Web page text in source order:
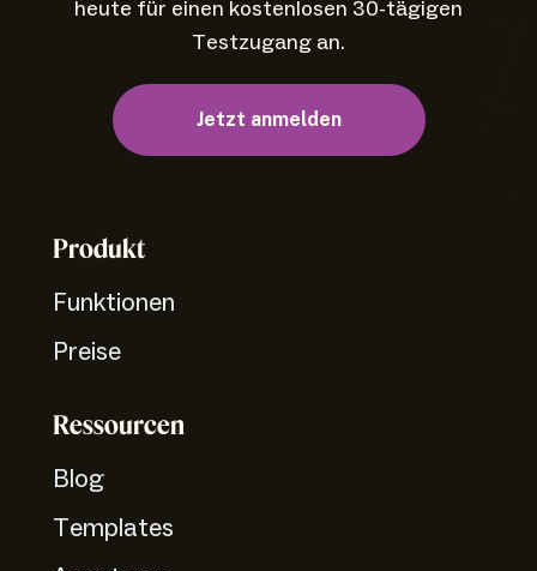
heute für einen kostenlosen 30-tägigen
Testzugang an.
Jetzt anmelden
Produkt
Funktionen
Preise
Ressourcen
Blog
Templates